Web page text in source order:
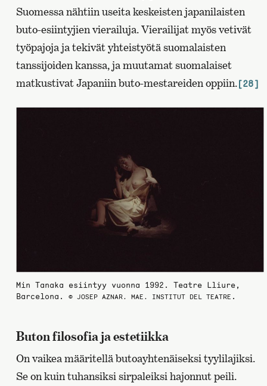
Suomessa nähtiin useita keskeisten japanilaisten
buto-esiintyjien vierailuja. Vierailijat myös vetivät
työpajoja ja tekivät yhteistyötä suomalaisten
tanssijoiden kanssa, ja muutamat suomalaiset
matkustivat Japaniin buto-mestareiden oppiin.[28]
Min Tanaka esiintyy vuonna 1992. Teatre Lliure,
Barcelona.
© JOSEP AZNAR. MAE. INSTITUT DEL TEATRE .
Buton filosofia ja estetiikka
On vaikea määritellä butoayhtenäiseksi tyylilajiksi.
Se on kuin tuhansiksi sirpaleiksi hajonnut peili.